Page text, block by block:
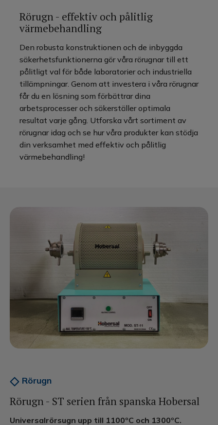
Rörugn - effektiv och pålitlig
värmebehandling
Den robusta konstruktionen och de inbyggda
säkerhetsfunktionerna gör våra rörugnar till ett
pålitligt val för både laboratorier och industriella
tillämpningar. Genom att investera i våra rörugnar
får du en lösning som förbättrar dina
arbetsprocesser och säkerställer optimala
resultat varje gång. Utforska vårt sortiment av
rörugnar idag och se hur våra produkter kan stödja
din verksamhet med effektiv och pålitlig
värmebehandling!
Rörugn
Rörugn - ST serien från spanska Hobersal
Universalrörsugn upp till 1100ºC och 1300ºC.